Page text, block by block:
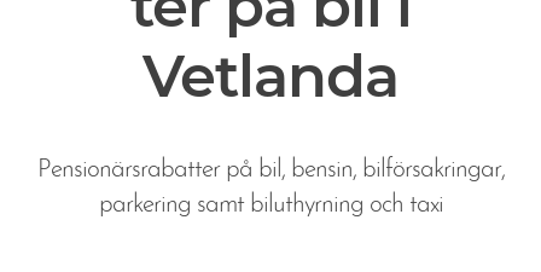
Vetlanda
Pensionärsrabatter på bil, bensin, bilförsakringar,
parkering samt biluthyrning och taxi